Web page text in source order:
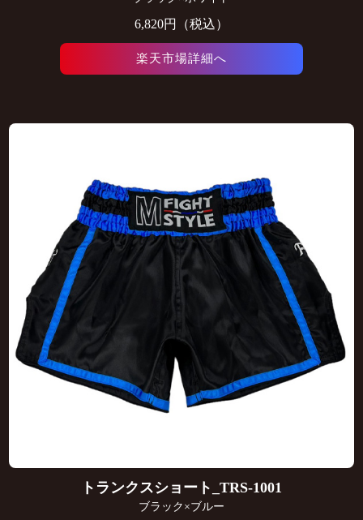
6,820円（税込）
楽天市場詳細へ
トランクスショート_TRS-1001
ブラック×ブルー